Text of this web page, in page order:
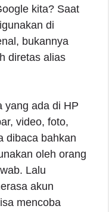
kita? Saat
di
bukannya
diretas alias
yang ada di HP
video, foto,
dibaca bahkan
oleh orang
Lalu
akun
mencoba